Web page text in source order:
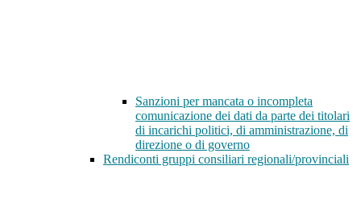
Sanzioni per mancata o incompleta
comunicazione dei dati da parte dei titolari
di incarichi politici, di amministrazione, di
direzione o di governo
Rendiconti gruppi consiliari regionali/provinciali